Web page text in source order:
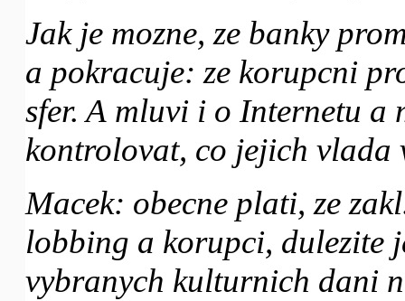
Jak je mozne, ze banky
a pokracuje: ze korupcni
sfer. A mluvi i o Internetu a
kontrolovat, co jejich vlada
Macek: obecne plati, ze
lobbing a korupci, dulezite
vybranych kulturnich dani